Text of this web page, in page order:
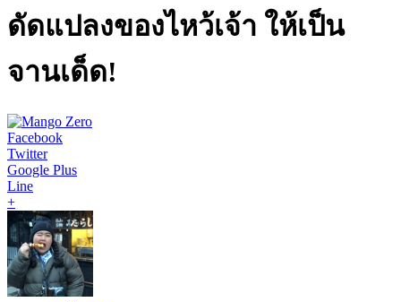
ดัดแปลงของไหว้เจ้า ให้เป็น
จานเด็ด!
Facebook
Twitter
Google Plus
Line
+